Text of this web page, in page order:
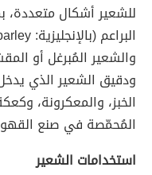
للشعير أشكال متعددة،
والشعير المُبرغل أو
ودقيق الشعير الذي
الخبز، والمعكرونة،
المُحمّصة في صنع
استخدامات الشعير